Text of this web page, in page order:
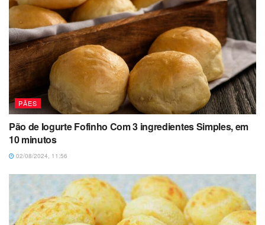
PÃES
Pão de Iogurte Fofinho Com 3 ingredientes Simples, em
10 minutos
02/08/2024, 11:56